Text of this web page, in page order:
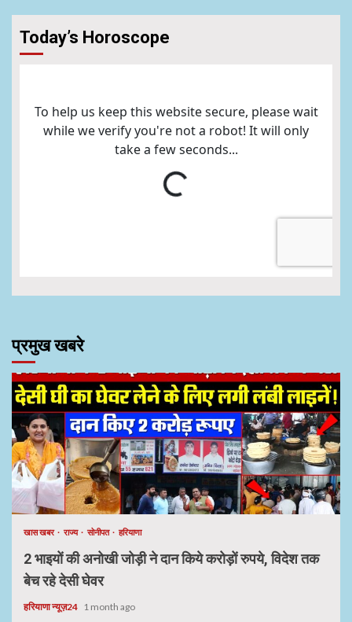
Today’s Horoscope
प्रमुख खबरे
खास खबर राज्य सोनीपत हरियाणा
2 भाइयों की अनोखी जोड़ी ने दान किये करोड़ों रुपये, विदेश तक
बेच रहे देसी घेवर
हरियाणा न्यूज़24 1 month ago